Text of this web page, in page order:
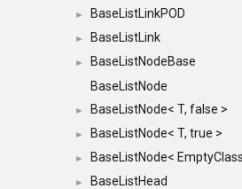
► BaseListLinkPOD
► BaseListLink
►
BaseListNodeBase
BaseListNode
► BaseListNode< T, false >
► BaseListNode< T, true >
► BaseListNode<
► BaseListHead